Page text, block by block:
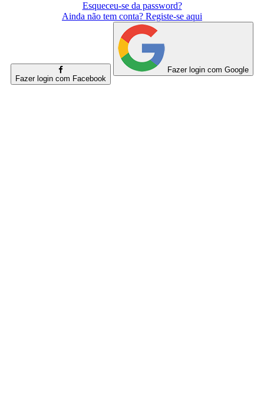
Esqueceu-se da password?
Ainda não tem conta? Registe-se aqui
Fazer login com Facebook
Fazer login com Google